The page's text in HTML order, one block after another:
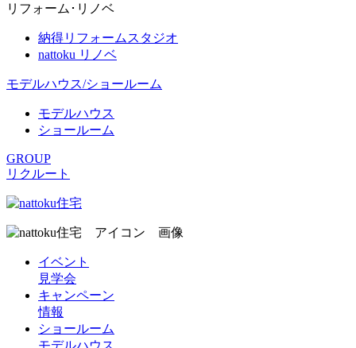
リフォーム･リノベ
納得リフォームスタジオ
nattoku リノベ
モデルハウス/ショールーム
モデルハウス
ショールーム
GROUP
リクルート
イベント
見学会
キャンペーン
情報
ショールーム
モデルハウス